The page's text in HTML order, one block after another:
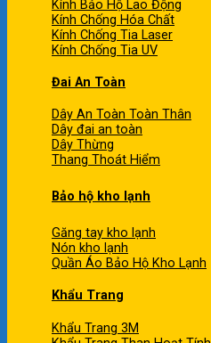
Kính Bảo Hộ Lao Động
Kính Chống Hóa Chất
Kính Chống Tia Laser
Kính Chống Tia UV
Đai An Toàn
Dây An Toàn Toàn Thân
Dây đai an toàn
Dây Thừng
Thang Thoát Hiểm
Bảo hộ kho lạnh
Găng tay kho lạnh
Nón kho lạnh
Quần Áo Bảo Hộ Kho Lạnh
Khẩu Trang
Khẩu Trang 3M